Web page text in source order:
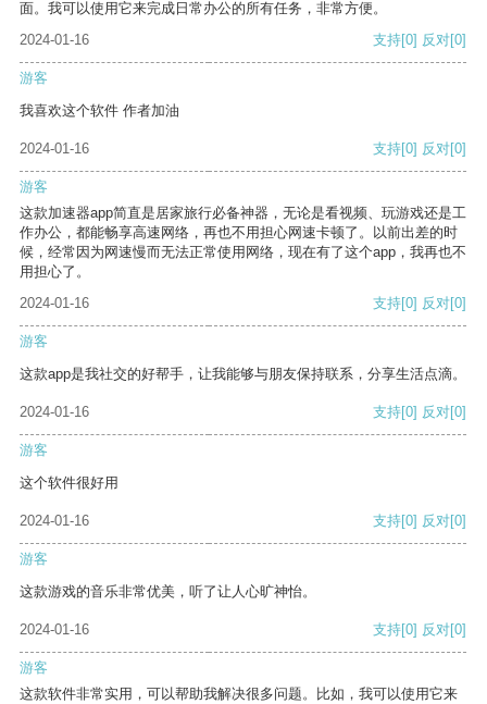
面。我可以使用它来完成日常办公的所有任务，非常方便。
2024-01-16
支持[0] 反对[0]
游客
我喜欢这个软件 作者加油
2024-01-16 支持[0] 反对[0]
游客
这款加速器app简直是居家旅行必备神器，无论是看视频、玩游戏还是工
作办公，都能畅享高速网络，再也不用担心网速卡顿了。以前出差的时
候，经常因为网速慢而无法正常使用网络，现在有了这个app，我再也不
用担心了。
2024-01-16
支持[0] 反对[0]
游客
这款app是我社交的好帮手，让我能够与朋友保持联系，分享生活点滴。
2024-01-16 支持[0] 反对[0]
游客
这个软件很好用
2024-01-16 支持[0] 反对[0]
游客
这款游戏的音乐非常优美，听了让人心旷神怡。
2024-01-16 支持[0] 反对[0]
游客
这款软件非常实用，可以帮助我解决很多问题。比如，我可以使用它来